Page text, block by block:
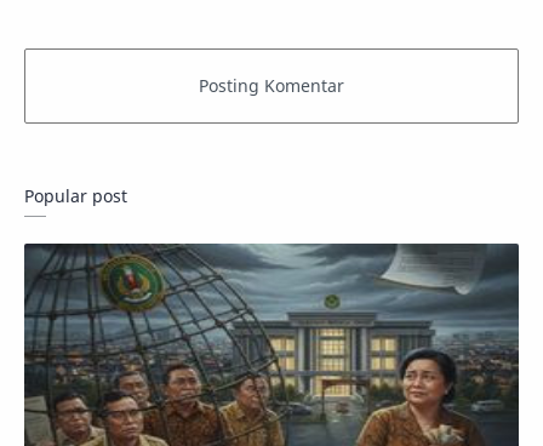
Popular post